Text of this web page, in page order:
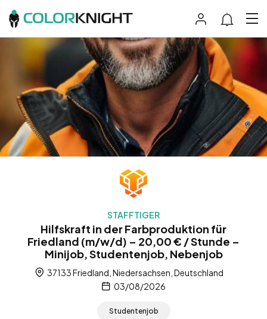
STAFFTIGER
Hilfskraft in der Farbproduktion für
Friedland (m/w/d) – 20,00 € / Stunde –
Minijob, Studentenjob, Nebenjob
37133 Friedland, Niedersachsen, Deutschland
03/08/2026
Studentenjob